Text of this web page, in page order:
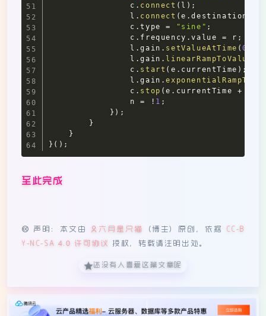
                c
. connect ( l ) ;
                l
. connect (e .destination
                c
.type = "sine" ;
                c
. frequency .value = r ;
                l
.gain . setValueAtTime (0
                l
.gain .
                c
. start (e . currentTime ) ;
                l
.gain .
                c
. stop (e . currentTime +
                n
= ! 1 ;
} ) ;
}
}
} ( ) ;
至此完成
声明：本文由 六月是只猫 （博主）原创，依据
CC-B
Y-NC-SA 4.0 许可协议
授权，转载请注明出处。
还没有人喜爱这篇文章呢